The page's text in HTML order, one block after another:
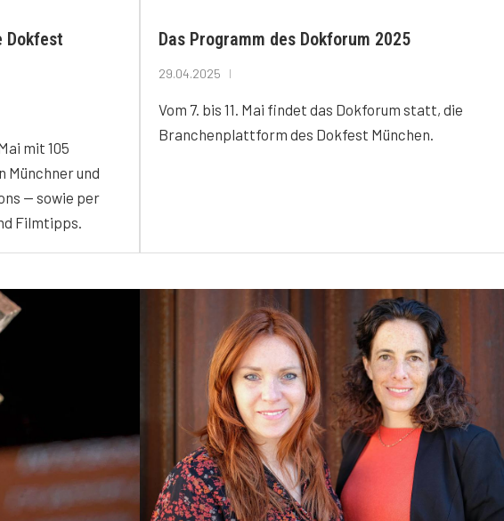
Dokfest
mit 105
Münchner und
— sowie per
Filmtipps.
Das Programm des Dokforum 2025
29.04.2025
Vom 7. bis 11. Mai findet das Dokforum statt, die
Branchenplattform des Dokfest München.